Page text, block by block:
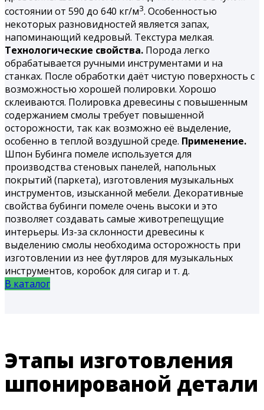
состоянии от 590 до 640 кг/м3. Особенностью
некоторых разновидностей является запах,
напоминающий кедровый. Текстура мелкая.
Технологические свойства. Порода легко
обрабатывается ручными инструментами и на
станках. После обработки даёт чистую поверхность с
возможностью хорошей полировки. Хорошо
склеиваются. Полировка древесины с повышенным
содержанием смолы требует повышенной
осторожности, так как возможно её выделение,
особенно в теплой воздушной среде. Применение.
Шпон Бубинга помеле используется для
производства стеновых панелей, напольных
покрытий (паркета), изготовления музыкальных
инструментов, изысканной мебели. Декоративные
свойства бубинги помеле очень высоки и это
позволяет создавать самые животрепещущие
интерьеры. Из-за склонности древесины к
выделению смолы необходима осторожность при
изготовлении из нее футляров для музыкальных
инструментов, коробок для сигар и т. д.
В каталог
Этапы изготовления
шпонированой детали